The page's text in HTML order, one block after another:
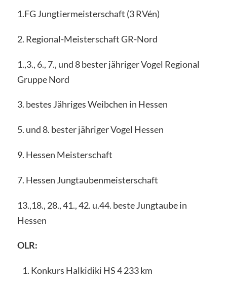
1.FG Jungtiermeisterschaft (3 RVén)
2. Regional-Meisterschaft GR-Nord
1.,3., 6., 7., und 8 bester jähriger Vogel Regional
Gruppe Nord
3. bestes Jähriges Weibchen in Hessen
5. und 8. bester jähriger Vogel Hessen
9. Hessen Meisterschaft
7. Hessen Jungtaubenmeisterschaft
13.,18., 28., 41., 42. u.44. beste Jungtaube in
Hessen
OLR:
Konkurs Halkidiki HS 4 233 km